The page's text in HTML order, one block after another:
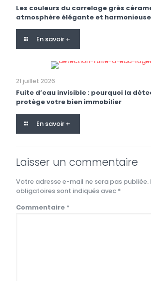
Les couleurs du carrelage grès
atmosphère élégante et harmonieuse
En savoir +
21 juillet 2026
Fuite d’eau invisible : pourquoi la
protège votre bien immobilier
En savoir +
Laisser un commentaire
Votre adresse e-mail ne sera pas publiée.
obligatoires sont indiqués avec *
Commentaire *